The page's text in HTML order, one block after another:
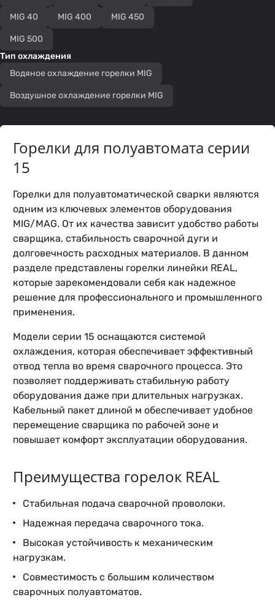
MIG 40 MIG 400 MIG 450
MIG 500
Тип охлаждения
Водяное охлаждение горелки MIG
Воздушное охлаждение горелки MIG
Горелки для полуавтомата серии
15
Горелки для полуавтоматической сварки являются
одним из ключевых элементов оборудования
MIG/MAG. От их качества зависит удобство работы
сварщика, стабильность сварочной дуги и
долговечность расходных материалов. В данном
разделе представлены горелки линейки REAL,
которые зарекомендовали себя как надежное
решение для профессионального и промышленного
применения.
Модели серии 15 оснащаются системой
охлаждения, которая обеспечивает эффективный
отвод тепла во время сварочного процесса. Это
позволяет поддерживать стабильную работу
оборудования даже при длительных нагрузках.
Кабельный пакет длиной м обеспечивает удобное
перемещение сварщика по рабочей зоне и
повышает комфорт эксплуатации оборудования.
Преимущества горелок REAL
Стабильная подача сварочной проволоки.
Надежная передача сварочного тока.
Высокая устойчивость к механическим
нагрузкам.
Совместимость с большим количеством
сварочных полуавтоматов.